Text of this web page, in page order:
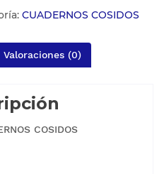
CUADERNOS COSIDOS
Valoraciones (0)
COSIDOS